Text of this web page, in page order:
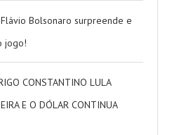
Flávio Bolsonaro surpreende e
jogo!
CONSTANTINO LULA
E O DÓLAR CONTINUA